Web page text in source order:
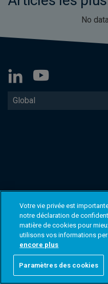
No
Global
Votre vie privée est
notre déclaration de
matière de cookies pour
utilisons vos informations
encore plus
Paramètres des cookies